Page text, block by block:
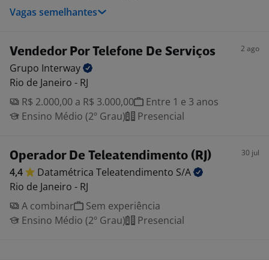
Vagas semelhantes
Vendedor Por Telefone De Serviços 2 ago
Grupo Interway
Rio de Janeiro - RJ
R$ 2.000,00 a R$ 3.000,00
Entre 1 e 3 anos
Ensino Médio (2º Grau)
Presencial
Operador De Teleatendimento (RJ) 30 jul
4,4 Datamétrica Teleatendimento S/A
Rio de Janeiro - RJ
A combinar
Sem experiência
Ensino Médio (2º Grau)
Presencial